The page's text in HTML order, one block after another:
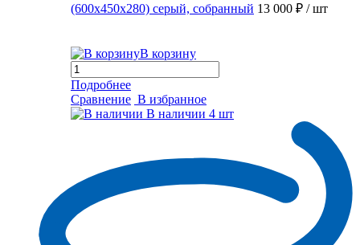
(600x450x280) серый, собранный 13 000 ₽ / шт
В корзину
Подробнее
Сравнение В избранное
В наличии 4 шт